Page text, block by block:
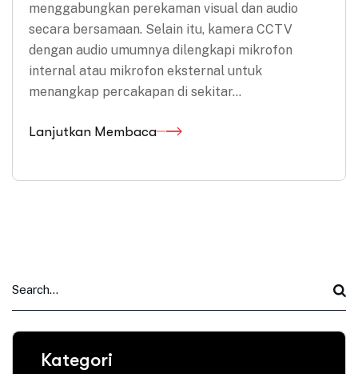
menggabungkan perekaman visual dan audio
secara bersamaan. Selain itu, kamera CCTV
dengan audio umumnya dilengkapi mikrofon
internal atau mikrofon eksternal untuk
menangkap percakapan di sekitar…
Lanjutkan Membaca
Kategori